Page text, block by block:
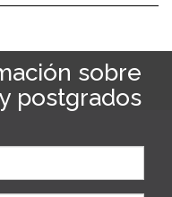
sobre
postgrados